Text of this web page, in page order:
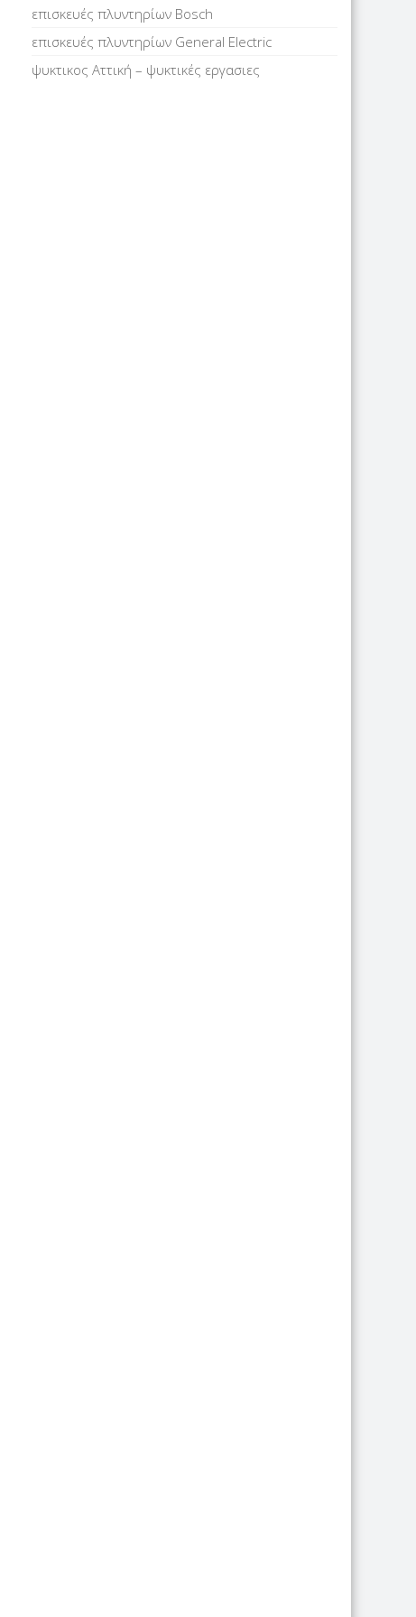
επισκευές πλυντηρίων Bosch
επισκευές πλυντηρίων General Electric
ψυκτικος Αττική – ψυκτικές εργασιες